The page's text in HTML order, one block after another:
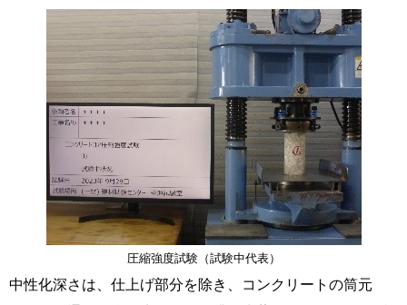
画
像
圧縮強度試験（試験中代表）
中性化深さは、仕上げ部分を除き、コンクリートの筒元